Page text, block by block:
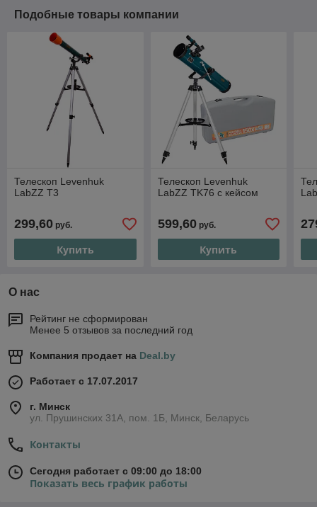
Подобные товары компании
Телескоп Levenhuk
LabZZ T3
299,60 руб.
Купить
Телескоп Levenhuk
LabZZ TK76 с кейсом
599,60руб.
Купить
О нас
Рейтинг не сформирован
Менее 5 отзывов за последний год
Компания продает на Deal.by
Работает с 17.07.2017
г. Минск
ул. Прушинских 31А, пом. 1Б, Минск, Беларусь
Контакты
Сегодня работает с 09:00 до 18:00
Показать весь график работы